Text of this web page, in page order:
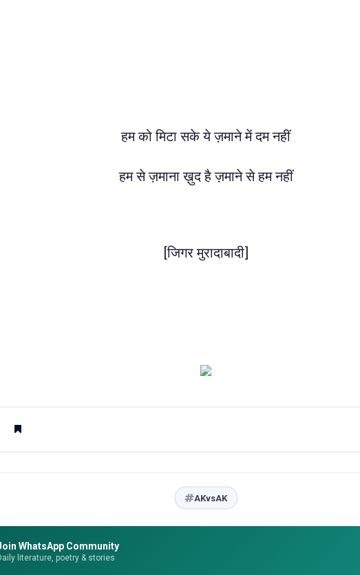
हम को मिटा सके ये ज़माने में दम नहीं
हम से ज़माना ख़ुद है ज़माने से हम नहीं
[जिगर मुरादाबादी]
AKvsAK
WhatsApp Community
literature, poetry & stories